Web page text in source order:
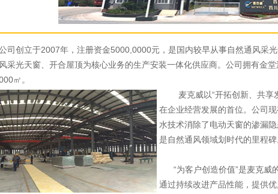
创立于2007年，注册资金5000,0000元，是国内较早从事自然通风采
采光天窗、开合屋顶为核心业务的生产安装一体化供应商。公司拥有金
㎡。
麦克威以“开拓创新、共享发
在企业经营发展的首位。公司
水技术消除了电动天窗的渗漏
是自然通风领域划时代的里程碑
“为客户创造价值”是麦克威
通过持续改进产品性能，提供